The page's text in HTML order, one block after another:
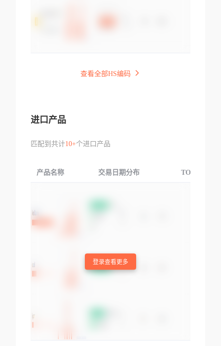
查看全部HS编码
进口产品
匹配到共计10+个进口产品
产品名称 交易日期分布 TOP3交易国
登录查看更多